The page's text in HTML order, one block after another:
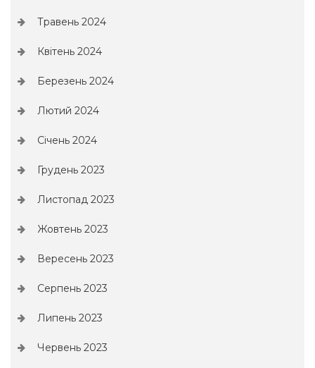
Травень 2024
Квітень 2024
Березень 2024
Лютий 2024
Січень 2024
Грудень 2023
Листопад 2023
Жовтень 2023
Вересень 2023
Серпень 2023
Липень 2023
Червень 2023